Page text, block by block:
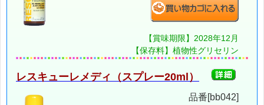
【賞味期限】2028年12月
【保存料】植物性グリセリン
レスキューレメディ（スプレー20ml）
品番[bb042]